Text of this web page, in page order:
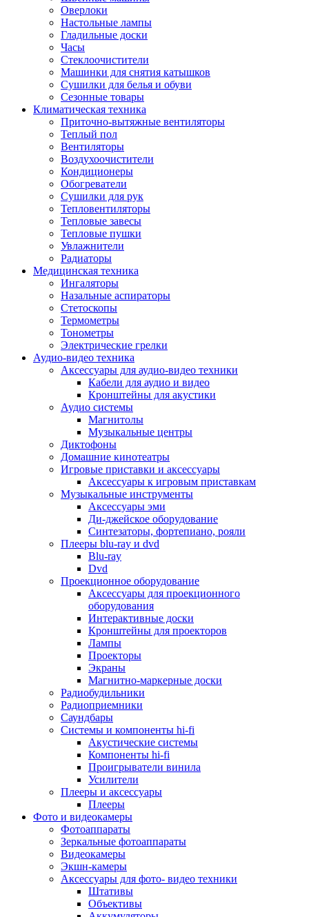
Интерактивные доски
Кронштейны для проекторов
Проекторы
Экраны
Магнитно-маркерные доски
Радиобудильники
Радиоприемники
Саундбары
Системы и компоненты hi-fi
Компоненты hi-fi
Плееры и аксессуары
Плееры
Фото и видеокамеры
Фотоаппараты
Зеркальные фотоаппараты
Экшн-камеры
Аксессуары для фото- видео техники
Штативы
Чехлы и сумки
Другое
Фоторамки
Аксессуары
Для воздухоочистителей и
Для вытяжек
Для климатической техники
Для кофейного оборудования
Для крупной бытовой техники
Для кухонной техники
Для медицинского оборудования
Для микроволновок
Для пылесосов
Для техники по уходу за одеждой
Для техники по уходу за собой
Для фильтров воды
Дополнительные принадлежности
Телевизоры и аксессуары
Телевизоры
Аксессуары для телевизоров
Комплекты спутникового тв
Кронштейны и подставки для тв
Приставки smart box
Прочие аксессуары для тв
Пульты ду
Тв антенны
Цифровые тв ресиверы
Профессиональные панели
Смартфоны и планшеты
Смартфоны
Планшетные устройства
Смарт-часы
Сотовые телефоны
Планшеты для рисования
Электронные книги
Аксессуары для смартфонов и планшетов
Внешние аккумуляторы
Гарнитуры для телефонов
Держатели и подставки
Док станции
Зарядные устройства
Защитные стекла для смартфонов
Кабели и шлейфы
Моноподы
Пленки для планшетов
Прочие аксессуары для телефонов
Оверлоки
Настольные лампы
Гладильные доски
Часы
Стеклоочистители
Машинки для снятия катышков
Сушилки для белья и обуви
Сезонные товары
Климатическая техника
Приточно-вытяжные вентиляторы
Теплый пол
Вентиляторы
Воздухоочистители
Кондиционеры
Обогреватели
Сушилки для рук
Тепловентиляторы
Тепловые завесы
Тепловые пушки
Увлажнители
Радиаторы
Медицинская техника
Ингаляторы
Назальные аспираторы
Стетоскопы
Термометры
Тонометры
Электрические грелки
Аудио-видео техника
Аксессуары для аудио-видео техники
Кабели для аудио и видео
Кронштейны для акустики
Аудио системы
Магнитолы
Музыкальные центры
Диктофоны
Домашние кинотеатры
Игровые приставки и аксессуары
Аксессуары к игровым приставкам
Музыкальные инструменты
Аксессуары эми
Ди-джейское оборудование
Синтезаторы, фортепиано, рояли
Плееры blu-ray и dvd
Blu-ray
Dvd
Проекционное оборудование
Аксессуары для проекционного
оборудования
Интерактивные доски
Кронштейны для проекторов
Лампы
Проекторы
Экраны
Магнитно-маркерные доски
Радиобудильники
Радиоприемники
Саундбары
Системы и компоненты hi-fi
Акустические системы
Компоненты hi-fi
Проигрыватели винила
Усилители
Плееры и аксессуары
Плееры
Фото и видеокамеры
Фотоаппараты
Зеркальные фотоаппараты
Видеокамеры
Экшн-камеры
Аксессуары для фото- видео техники
Штативы
Объективы